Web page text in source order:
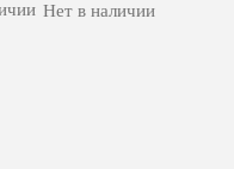
Нет в наличии